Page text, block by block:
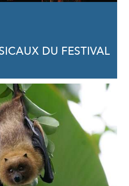
DU FESTIVAL